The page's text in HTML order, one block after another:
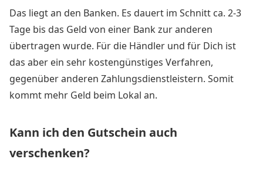
Das liegt an den Banken. Es dauert im Schnitt ca. 2-3
Tage bis das Geld von einer Bank zur anderen
übertragen wurde. Für die Händler und für Dich ist
das aber ein sehr kostengünstiges Verfahren,
gegenüber anderen Zahlungsdienstleistern. Somit
kommt mehr Geld beim Lokal an.
Kann ich den Gutschein auch
verschenken?